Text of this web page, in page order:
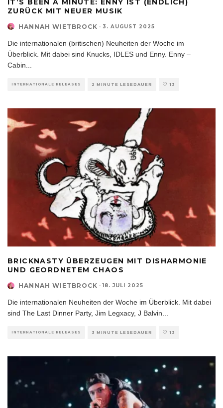
IT’S BEEN A MINUTE: ENNY IST (ENDLICH)
ZURÜCK MIT NEUER MUSIK
HANNAH WIETBROCK · 3. AUGUST 2025
Die internationalen (britischen) Neuheiten der Woche im
Überblick. Mit dabei sind Knucks, IDLES und Enny. Enny –
Cabin
INTERNATIONALE RELEASES 2 MINUTE LESEDAUER 13
BRICKNASTY ÜBERZEUGEN MIT DISHARMONIE
UND GEORDNETEM CHAOS
HANNAH WIETBROCK · 18. JULI 2025
Die internationalen Neuheiten der Woche im Überblick. Mit dabei
sind The Last Dinner Party, Jim Legxacy, J Balvin...
INTERNATIONALE RELEASES 3 MINUTE LESEDAUER 13